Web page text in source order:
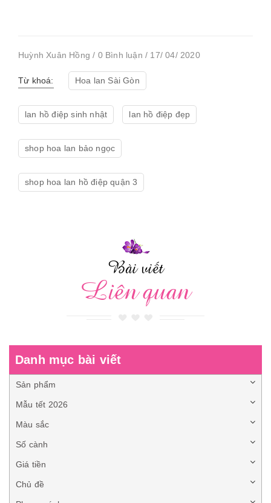
Huỳnh Xuân Hồng / 0 Bình luận / 17/ 04/ 2020
Từ khoá: Hoa lan Sài Gòn
lan hồ điệp sinh nhật lan hồ điệp đẹp
shop hoa lan bảo ngọc
shop hoa lan hồ điệp quận 3
Bài viết
Liên quan
Danh mục bài viết
Sản phẩm
Mẫu tết 2026
Màu sắc
Số cành
Giá tiền
Chủ đề